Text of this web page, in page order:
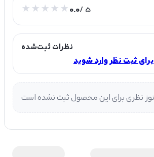
0.0/ 5
نظرات ثبت‌شده
برای ثبت نظر وارد شوید